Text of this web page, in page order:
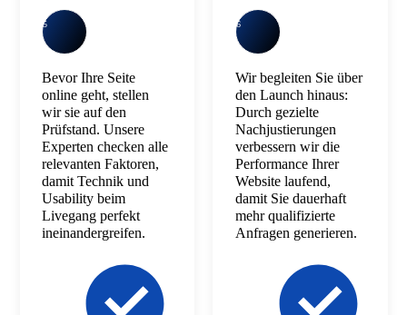
5
Bevor Ihre Seite
online geht, stellen
wir sie auf den
Prüfstand. Unsere
Experten checken alle
relevanten Faktoren,
damit Technik und
Usability beim
Livegang perfekt
ineinandergreifen.
6
Wir begleiten Sie über
den Launch hinaus:
Durch gezielte
Nachjustierungen
verbessern wir die
Performance Ihrer
Website laufend,
damit Sie dauerhaft
mehr qualifizierte
Anfragen generieren.